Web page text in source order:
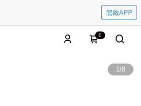
開啟APP
0
1/8